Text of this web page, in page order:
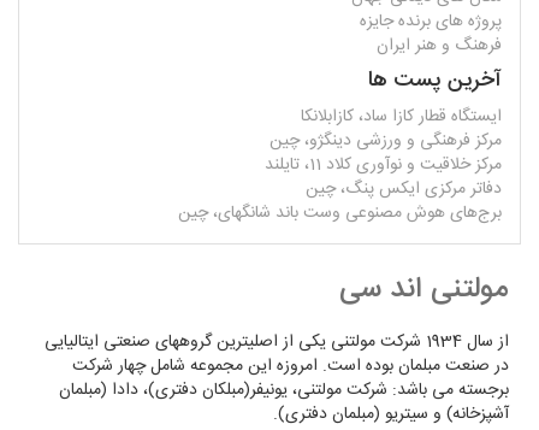
پروژه های برنده جایزه
فرهنگ و هنر ایران
آخرین پست ها
ایستگاه قطار کازا ساد، کازابلانکا
مرکز فرهنگی و ورزشی دینگژو، چین
مرکز خلاقیت و نوآوری کلاد 11، تایلند
دفاتر مرکزی ایکس پنگ، چین
برج‌های هوش مصنوعی وست باند شانگهای، چین
مولتنی اند سی
از سال 1934 شرکت مولتنی یکی از اصلیترین گروههای صنعتی ایتالیایی
در صنعت مبلمان بوده است. امروزه این مجموعه شامل چهار شرکت
برجسته می باشد: شرکت مولتنی، یونیفر(مبلکان دفتری)، دادا (مبلمان
آشپزخانه) و سیتریو (مبلمان دفتری).